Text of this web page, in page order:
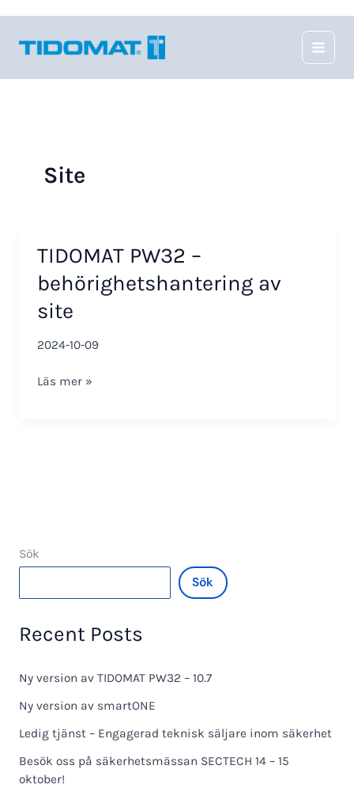
innehåll
Site
TIDOMAT PW32 –
behörighetshantering av
site
2024-10-09
TIDOMAT
Läs mer »
Sök
Sök
Recent Posts
Ny version av TIDOMAT PW32 – 10.7
Ny version av smartONE
Ledig tjänst – Engagerad teknisk säljare inom säkerhet
Besök oss på säkerhetsmässan SECTECH 14 – 15
oktober!